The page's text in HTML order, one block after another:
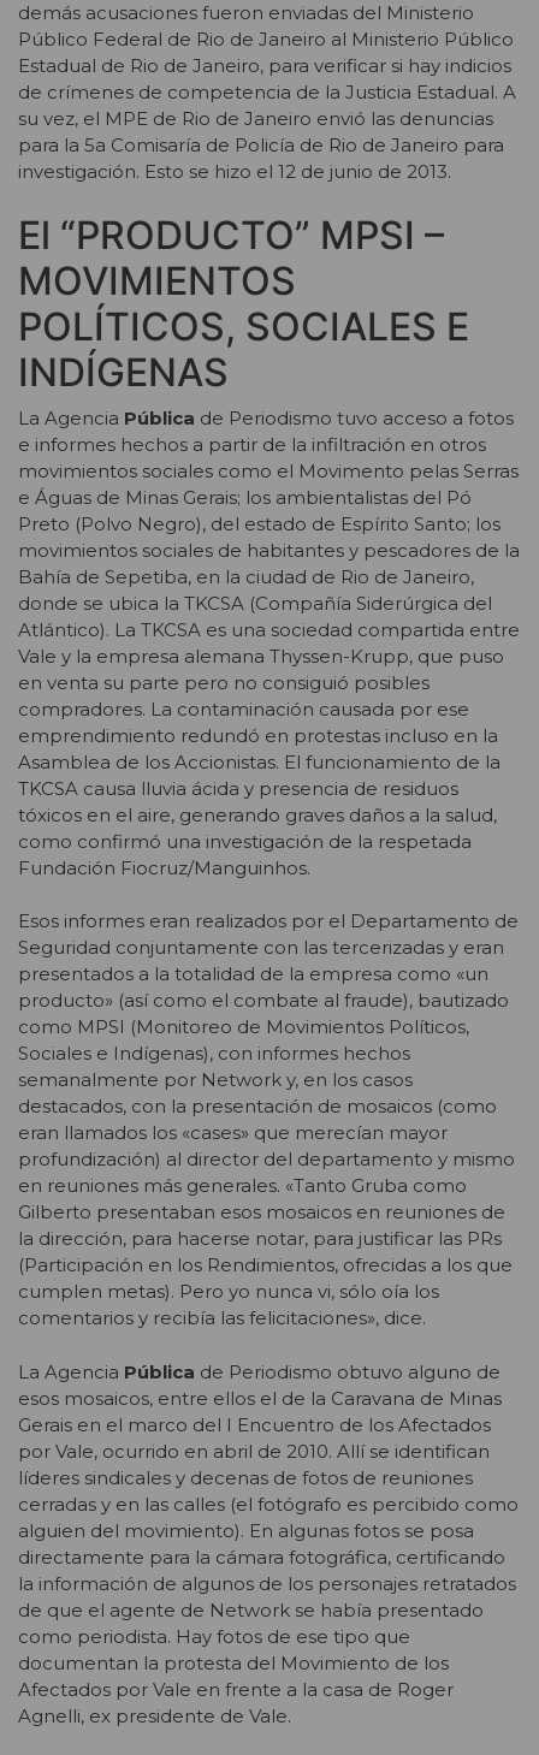
demás acusaciones fueron enviadas del Ministerio
Público Federal de Rio de Janeiro al Ministerio Público
Estadual de Rio de Janeiro, para verificar si hay indicios
de crímenes de competencia de la Justicia Estadual. A
su vez, el MPE de Rio de Janeiro envió las denuncias
para la 5a Comisaría de Policía de Rio de Janeiro para
investigación. Esto se hizo el 12 de junio de 2013.
El “PRODUCTO” MPSI –
MOVIMIENTOS
POLÍTICOS, SOCIALES E
INDÍGENAS
La Agencia Pública de Periodismo tuvo acceso a fotos
e informes hechos a partir de la infiltración en otros
movimientos sociales como el Movimento pelas Serras
e Águas de Minas Gerais; los ambientalistas del Pó
Preto (Polvo Negro), del estado de Espírito Santo; los
movimientos sociales de habitantes y pescadores de la
Bahía de Sepetiba, en la ciudad de Rio de Janeiro,
donde se ubica la TKCSA (Compañía Siderúrgica del
Atlántico). La TKCSA es una sociedad compartida entre
Vale y la empresa alemana Thyssen-Krupp, que puso
en venta su parte pero no consiguió posibles
compradores. La contaminación causada por ese
emprendimiento redundó en protestas incluso en la
Asamblea de los Accionistas. El funcionamiento de la
TKCSA causa lluvia ácida y presencia de residuos
tóxicos en el aire, generando graves daños a la salud,
como confirmó una investigación de la respetada
Fundación Fiocruz/Manguinhos.
Esos informes eran realizados por el Departamento de
Seguridad conjuntamente con las tercerizadas y eran
presentados a la totalidad de la empresa como «un
producto» (así como el combate al fraude), bautizado
como MPSI (Monitoreo de Movimientos Políticos,
Sociales e Indígenas), con informes hechos
semanalmente por Network y, en los casos
destacados, con la presentación de mosaicos (como
eran llamados los «cases» que merecían mayor
profundización) al director del departamento y mismo
en reuniones más generales. «Tanto Gruba como
Gilberto presentaban esos mosaicos en reuniones de
la dirección, para hacerse notar, para justificar las PRs
(Participación en los Rendimientos, ofrecidas a los que
cumplen metas). Pero yo nunca vi, sólo oía los
comentarios y recibía las felicitaciones», dice.
La Agencia Pública de Periodismo obtuvo alguno de
esos mosaicos, entre ellos el de la Caravana de Minas
Gerais en el marco del I Encuentro de los Afectados
por Vale, ocurrido en abril de 2010. Allí se identifican
líderes sindicales y decenas de fotos de reuniones
cerradas y en las calles (el fotógrafo es percibido como
alguien del movimiento). En algunas fotos se posa
directamente para la cámara fotográfica, certificando
la información de algunos de los personajes retratados
de que el agente de Network se había presentado
como periodista. Hay fotos de ese tipo que
documentan la protesta del Movimiento de los
Afectados por Vale en frente a la casa de Roger
Agnelli, ex presidente de Vale.